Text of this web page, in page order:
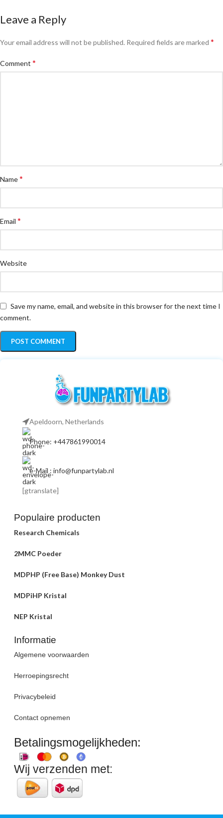
Leave a Reply
Your email address will not be published. Required fields are marked *
Comment *
Name*
Email *
Website
Save my name, email, and website in this browser for the next time I
comment.
Apeldoorn, Netherlands
Phone: +447861990014
e-Mail : info@funpartylab.nl
[gtranslate]
Populaire producten
Research Chemicals
2MMC Poeder
MDPHP (Free Base) Monkey Dust
MDPiHP Kristal
NEP Kristal
Informatie
Algemene voorwaarden
Herroepingsrecht
Privacybeleid
Contact opnemen
Betalingsmogelijkheden:
Wij verzenden met: